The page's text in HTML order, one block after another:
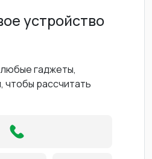
устройство
гаджеты,
чтобы рассчитать